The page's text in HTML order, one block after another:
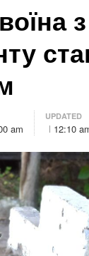
am
UPDATED
12:10